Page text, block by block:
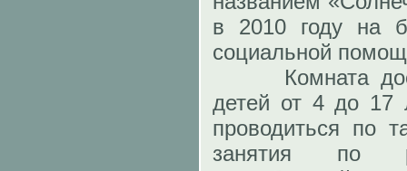
в 2010 году на
социальной
Комната
детей от 4 до 17
проводиться по
занятия по